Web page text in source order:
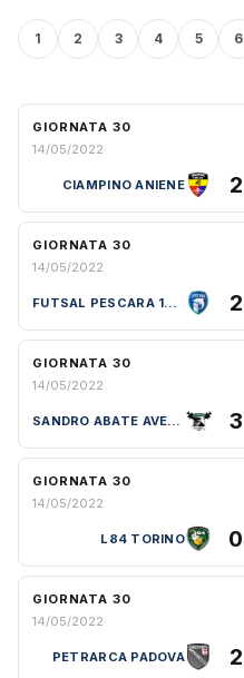
1 2 3 4 5 6
GIORNATA 30
14/05/2022
CIAMPINO ANIENE 2
GIORNATA 30
14/05/2022
FUTSAL PESCARA 1997 2
GIORNATA 30
14/05/2022
SANDRO ABATE AVELLINO 3
GIORNATA 30
14/05/2022
L84 TORINO 0
GIORNATA 30
14/05/2022
PETRARCA PADOVA 2